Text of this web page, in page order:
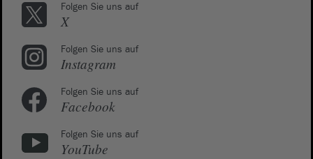
Folgen Sie uns auf
X
Folgen Sie uns auf
Instagram
Folgen Sie uns auf
Facebook
Folgen Sie uns auf
YouTube